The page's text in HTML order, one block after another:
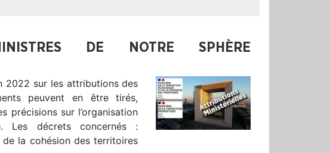
DE NOTRE SPHÈRE
2022 sur les attributions des
peuvent en être tirés,
précisions sur l’organisation
Les décrets concernés :
la cohésion des territoires